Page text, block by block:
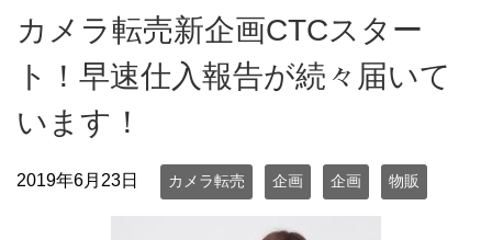
カメラ転売新企画CTCスター
ト！早速仕入報告が続々届いて
います！
2019年6月23日 カメラ転売 企画 企画 物販